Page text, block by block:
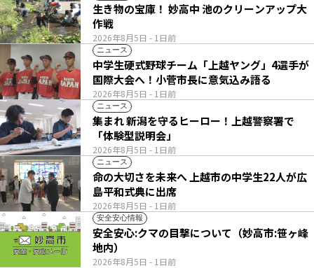
2026年8月5日 - 1日前
生き物の宝庫！ 妙高中 池のクリーンアップ大
作戦
ニュース
2026年8月5日 - 1日前
中学生硬式野球チーム「上越ヤング」4選手が
国際大会へ！小菅市長に意気込み語る
ニュース
2026年8月5日 - 1日前
集まれ 新潟を守るヒーロー！上越警察署で
「体験型説明会」
ニュース
2026年8月5日 - 1日前
命の大切さを未来へ 上越市の中学生22人が広
島平和式典に出席
安全安心情報
2026年8月5日 - 1日前
安全安心:クマの目撃について（妙高市:笹ヶ峰
地内）